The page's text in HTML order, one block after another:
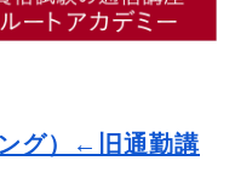
グ）←旧通勤講